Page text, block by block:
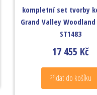
kompletní set tvorby
Grand Valley Woodland
ST1483
17 455 Kč
Přidat do košíku